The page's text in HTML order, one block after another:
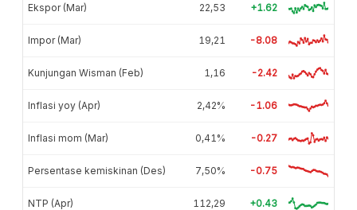
Ekspor (Mar) 22,53 +1.62
Impor (Mar) 19,21 -8.08
Kunjungan Wisman (Feb) 1,16 -2.42
Inflasi yoy (Apr) 2,42% -1.06
Inflasi mom (Mar) 0,41% -0.27
Persentase kemiskinan (Des) 7,50% -0.75
NTP (Apr) 112,29 +0.43